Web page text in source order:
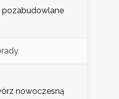
pozabudowlane
nowoczesną